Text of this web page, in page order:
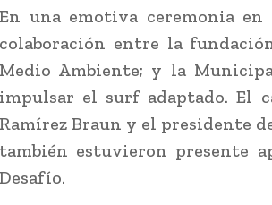
En una emotiva ceremonia
colaboración entre la
Medio Ambiente; y la
impulsar el surf adaptado. El
Ramírez Braun y el presidente
también estuvieron presente
Desafío.